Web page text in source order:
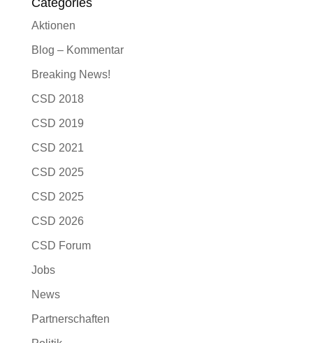
Categories
Aktionen
Blog – Kommentar
Breaking News!
CSD 2018
CSD 2019
CSD 2021
CSD 2025
CSD 2025
CSD 2026
CSD Forum
Jobs
News
Partnerschaften